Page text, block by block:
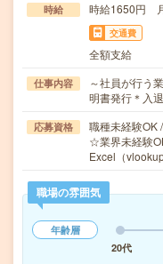
時給 時給1650円
交通費
全額支給
仕事内容
～社員が行う
明書発行＊入
応募資格
職種未経験OK
☆業界未経験
Excel（
職場の雰囲気
年齢層
20代